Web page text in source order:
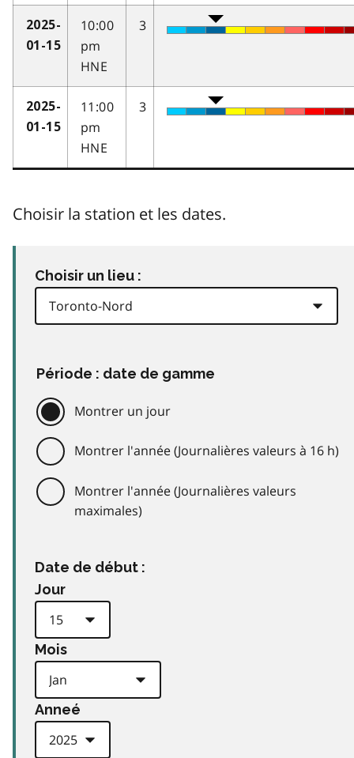
2025-
01-15
10:00
pm
HNE
3
2025-
01-15
11:00
pm
HNE
3
Choisir la station et les dates.
Choisir un lieu :
Période : date de gamme
Montrer un jour
Montrer l'année (Journalières valeurs à 16 h)
Montrer l'année (Journalières valeurs
maximales)
Date de début :
Jour
Mois
Anneé